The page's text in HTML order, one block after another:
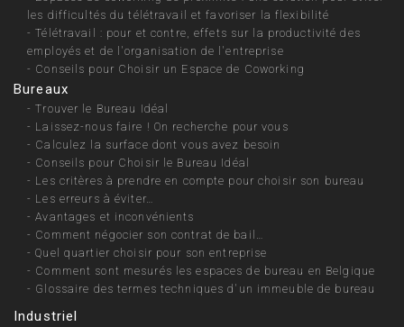
les difficultés du télétravail et favoriser la flexibilité
-Télétravail : pour et contre, effets sur la productivité des
employés et de l'organisation de l'entreprise
- Conseils pour Choisir un Espace de Coworking
Bureaux
-Trouver le Bureau Idéal
- Laissez-nous faire ! On recherche pour vous
- Calculez la surface dont vous avez besoin
- Conseils pour Choisir le Bureau Idéal
- Les critères à prendre en compte pour choisir son bureau
- Les erreurs à éviter…
-Avantages et inconvénients
- Comment négocier son contrat de bail…
-Quel quartier choisir pour son entreprise
- Comment sont mesurés les espaces de bureau en Belgique
- Glossaire des termes techniques d'un immeuble de bureau
Industriel